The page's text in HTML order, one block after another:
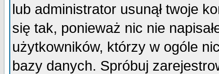
lub administrator usunął twoje
się tak, ponieważ nic nie
użytkowników, którzy w ogóle
bazy danych. Spróbuj